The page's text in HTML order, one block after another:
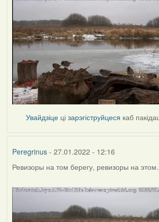
Увайдзіце цізарэгіструйцеся каб
Peregrinus- 27.01.2022 - 12:16
Ревизоры на том берегу, ревизоры на